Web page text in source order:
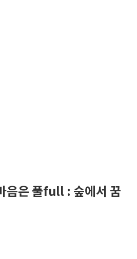
음은 풀full : 숲에서 꿈